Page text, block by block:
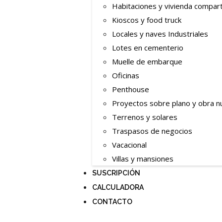
Habitaciones y vivienda
Kioscos y food truck
Locales y naves Industriales
Lotes en cementerio
Muelle de embarque
Oficinas
Penthouse
Proyectos sobre plano y obra
Terrenos y solares
Traspasos de negocios
Vacacional
Villas y mansiones
SUSCRIPCIÓN
CALCULADORA
CONTACTO